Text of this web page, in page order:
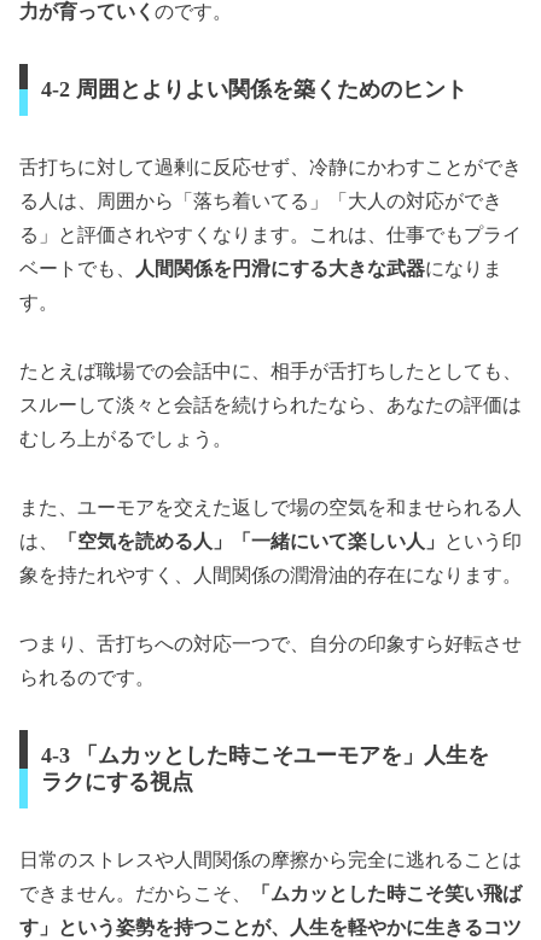
力が育っていく のです。
4-2 周囲とよりよい関係を築くためのヒント
舌打ちに対して過剰に反応せず、冷静にかわすことができ
る人は、周囲から「落ち着いてる」「大人の対応ができ
る」と評価されやすくなります。これは、仕事でもプライ
ベートでも、
人間関係を円滑にする大きな武器になりま
す。
たとえば職場での会話中に、相手が舌打ちしたとしても、
スルーして淡々と会話を続けられたなら、あなたの評価は
むしろ上がるでしょう。
また、ユーモアを交えた返しで場の空気を和ませられる人
は、
「空気を読める人」「一緒にいて楽しい人」
という印
象を持たれやすく、人間関係の潤滑油的存在になります。
つまり、舌打ちへの対応一つで、自分の印象すら好転させ
られるのです。
4-3 「ムカッとした時こそユーモアを」人生を
ラクにする視点
日常のストレスや人間関係の摩擦から完全に逃れることは
できません。だからこそ、
「ムカッとした時こそ笑い飛ば
す」という姿勢を持つことが、人生を軽やかに生きるコツ